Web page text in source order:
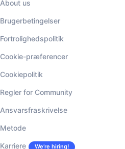
About us
Brugerbetingelser
Fortrolighedspolitik
Cookie-præferencer
Cookiepolitik
Regler for Community
Ansvarsfraskrivelse
Metode
Karriere We’re hiring!